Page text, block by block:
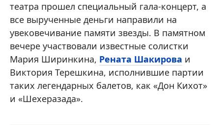
театра прошел специальный гала-концерт, а
все вырученные деньги направили на
увековечивание памяти звезды. В памятном
вечере участвовали известные солистки
Мария Ширинкина, Рената Шакирова и
Виктория Терешкина, исполнившие партии
таких легендарных балетов, как «Дон Кихот»
и «Шехеразада».